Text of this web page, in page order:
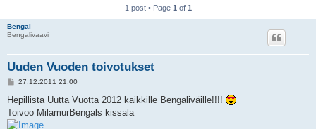
1 post • Page 1 of 1
Bengal
Bengalivaavi
Uuden Vuoden toivotukset
P
s
27.12.2011 21:00
Hepillista Uutta Vuotta 2012 kaikkille Bengaliväille!!!!
Toivoo MilamurBengals kissala